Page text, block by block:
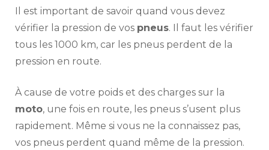
Il est important de savoir quand vous devez
vérifier la pression de vos pneus. Il faut les vérifier
tous les 1000 km, car les pneus perdent de la
pression en route.
À cause de votre poids et des charges sur la
moto, une fois en route, les pneus s’usent plus
rapidement. Même si vous ne la connaissez pas,
vos pneus perdent quand même de la pression.